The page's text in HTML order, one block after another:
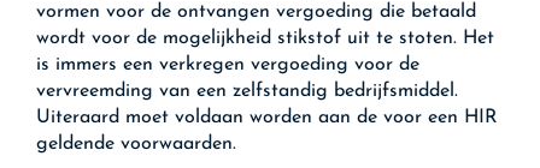
vormen voor de ontvangen vergoeding die betaald
wordt voor de mogelijkheid stikstof uit te stoten. Het
is immers een verkregen vergoeding voor de
vervreemding van een zelfstandig bedrijfsmiddel.
Uiteraard moet voldaan worden aan de voor een HIR
geldende voorwaarden.